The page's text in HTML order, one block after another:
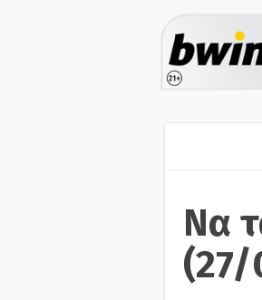
Να
(27/